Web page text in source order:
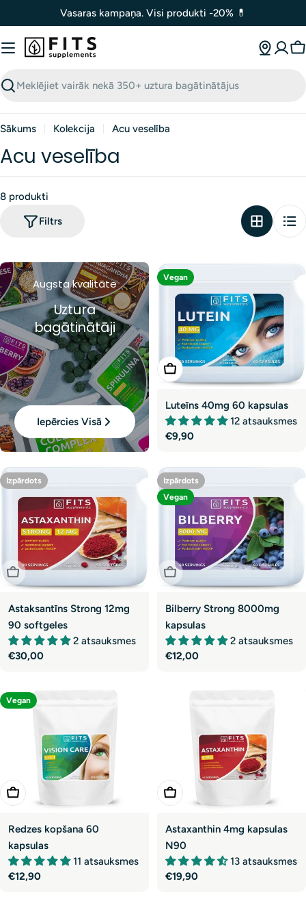
uz
saturu
Vasaras kampaņa. Visi produkti -20% 💊
Meklēt
Sākums Kolekcija Acu veselība
Acu veselība
8 produkti
Filtrs
Augsta kvalitāte
Uztura
bagātinātāji
Iepērcies Visā
Vegan
Pievienot Grozam
Luteīns 40mg 60 kapsulas
12 atsauksmes
Parastā
€9,90
Izpārdots
Izpārdots
Astaksantīns Strong 12mg
90 softgeles
2 atsauksmes
Parastā
€30,00
Izpārdots
Vegan
Izpārdots
Bilberry Strong 8000mg
kapsulas
2 atsauksmes
Parastā
€12,00
Vegan
Pievienot Grozam
Redzes kopšana 60
kapsulas
11 atsauksmes
Parastā
€12,90
Pievienot Grozam
Astaxanthin 4mg kapsulas
N90
13 atsauksmes
Parastā
€19,90